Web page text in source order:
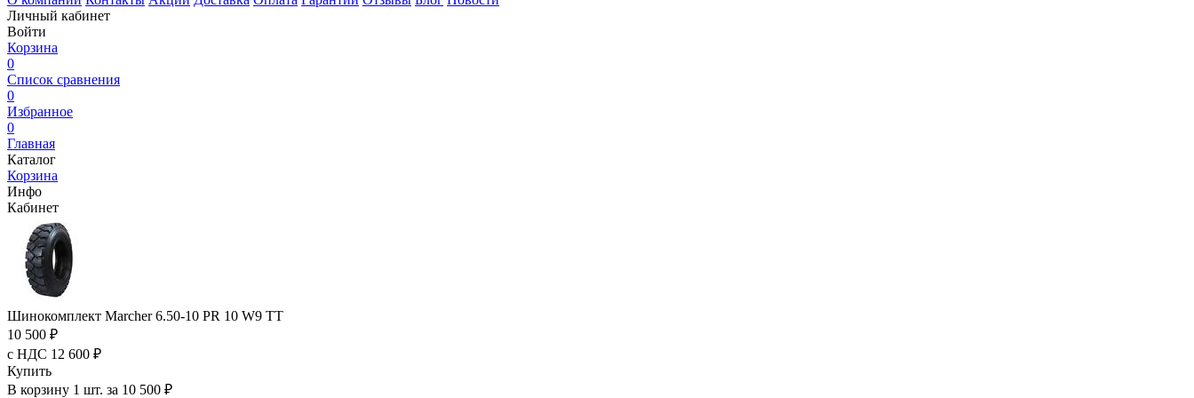
Личный кабинет
Войти
Корзина
0
Список сравнения
0
Избранное
0
Главная
Каталог
Корзина
Инфо
Кабинет
Шинокомплект Marcher 6.50-10 PR 10 W9 TT
10 500 ₽
с НДС 12 600 ₽
Купить
В корзину 1 шт. за 10 500 ₽